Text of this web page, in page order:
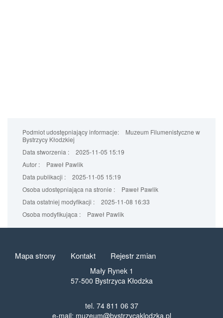
Podmiot udostępniający informacje:
Muzeum Filumenistyczne w
Bystrzycy Kłodzkiej
Data stworzenia :
2025-11-05 15:19
Autor :
Paweł Pawlik
Data publikacji :
2025-11-05 15:19
Osoba udostępniająca na stronie :
Paweł Pawlik
Data ostatniej modyfikacji :
2025-11-08 16:33
Osoba modyfikująca :
Paweł Pawlik
Mapa strony Kontakt Rejestr zmian
Mały Rynek 1
57-500 Bystrzyca Kłodzka
tel. 74 811 06 37
e-mail: muzeum@bystrzycaklodzka.pl